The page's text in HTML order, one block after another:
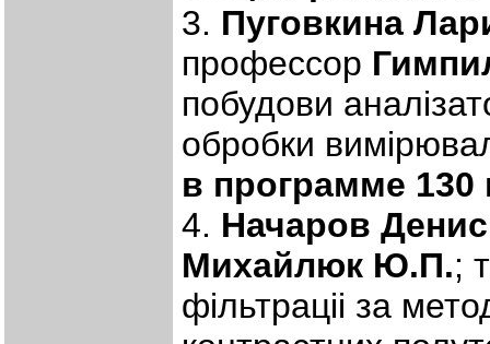
3. Пуговкина
профессор
побудови
обробки
в программе 130
4. Начаров Денис
Михайлюк Ю.П.;
фiльтрацii за